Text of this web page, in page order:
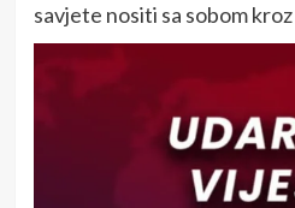
savjete nositi sa sobom